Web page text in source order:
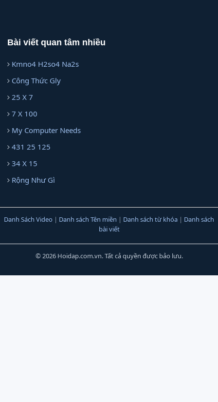
Bài viết quan tâm nhiều
Kmno4 H2so4 Na2s
Công Thức Gly
25 X 7
7 X 100
My Computer Needs
431 25 125
34 X 15
Rộng Như Gì
Danh Sách Video | Danh sách Tên miền | Danh sách từ khóa | Danh sách
bài viết
© 2026 Hoidap.com.vn. Tất cả quyền được bảo lưu.